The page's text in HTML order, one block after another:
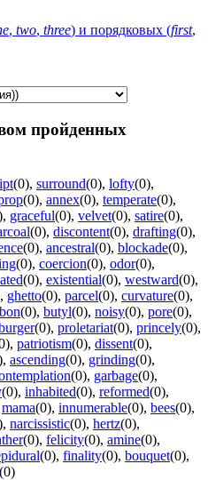
, two, three) и порядковых (first,
пройденных
(0), surround(0), lofty(0),
(0), annex(0), temperate(0),
, graceful(0), velvet(0), satire(0),
(0), discontent(0), drafting(0),
(0), ancestral(0), blockade(0),
(0), coercion(0), odor(0),
(0), existential(0), westward(0),
, ghetto(0), parcel(0), curvature(0),
(0), butyl(0), noisy(0), pore(0),
(0), proletariat(0), princely(0),
, patriotism(0), dissent(0),
, ascending(0), grinding(0),
(0), garbage(0),
(0), inhabited(0), reformed(0),
mama(0), innumerable(0), bees(0),
, narcissistic(0), hertz(0),
(0), felicity(0), amine(0),
(0), finality(0), bouquet(0),
(0)